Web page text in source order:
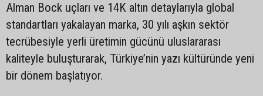
Alman Bock uçları ve 14K altın detaylarıyla global
standartları yakalayan marka, 30 yılı aşkın sektör
tecrübesiyle yerli üretimin gücünü uluslararası
kaliteyle buluşturarak, Türkiye’nin yazı kültüründe yeni
bir dönem başlatıyor.